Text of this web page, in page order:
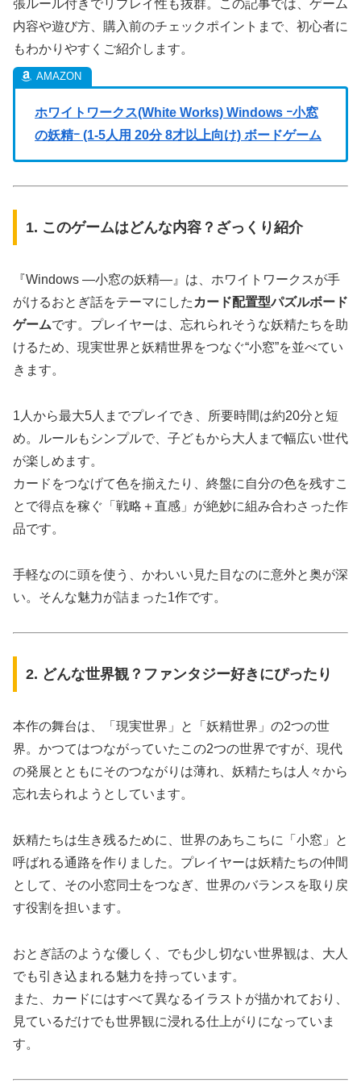
張ルール付きでリプレイ性も抜群。この記事では、ゲーム
内容や遊び方、購入前のチェックポイントまで、初心者に
もわかりやすくご紹介します。
ホワイトワークス(White Works) Windows ｰ小窓
の妖精ｰ (1-5人用 20分 8才以上向け) ボードゲーム
1. このゲームはどんな内容？ざっくり紹介
『Windows ―小窓の妖精―』は、ホワイトワークスが手
がけるおとぎ話をテーマにした カード配置型パズルボード
ゲームです。プレイヤーは、忘れられそうな妖精たちを助
けるため、現実世界と妖精世界をつなぐ“小窓”を並べてい
きます。
1人から最大5人までプレイでき、所要時間は約20分と短
め。ルールもシンプルで、子どもから大人まで幅広い世代
が楽しめます。
カードをつなげて色を揃えたり、終盤に自分の色を残すこ
とで得点を稼ぐ「戦略＋直感」が絶妙に組み合わさった作
品です。
手軽なのに頭を使う、かわいい見た目なのに意外と奥が深
い。そんな魅力が詰まった1作です。
2. どんな世界観？ファンタジー好きにぴったり
本作の舞台は、「現実世界」と「妖精世界」の2つの世
界。かつてはつながっていたこの2つの世界ですが、現代
の発展とともにそのつながりは薄れ、妖精たちは人々から
忘れ去られようとしています。
妖精たちは生き残るために、世界のあちこちに「小窓」と
呼ばれる通路を作りました。プレイヤーは妖精たちの仲間
として、その小窓同士をつなぎ、世界のバランスを取り戻
す役割を担います。
おとぎ話のような優しく、でも少し切ない世界観は、大人
でも引き込まれる魅力を持っています。
また、カードにはすべて異なるイラストが描かれており、
見ているだけでも世界観に浸れる仕上がりになっていま
す。